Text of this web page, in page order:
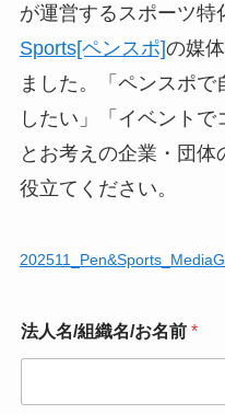
が運営するスポーツ特
Sports[ペンスポ]の媒
ました。「ペンスポ
したい」「イベントで
とお考えの企業・団
役立てください。
法人名/組織名/お名前 *